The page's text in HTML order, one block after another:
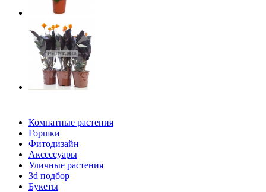
Комнатные растения
Горшки
Фитодизайн
Аксессуары
Уличные растения
3d подбор
Букеты